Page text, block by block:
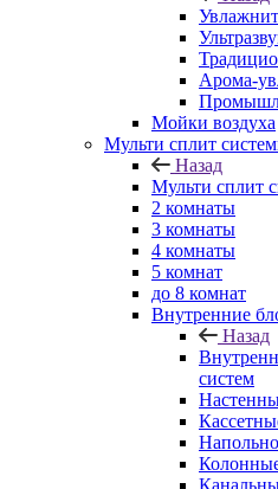
Арома-
Мойки воздуха
Мульти сплит
Назад
Мульти сплит
2 комнаты
3 комнаты
4 комнаты
5 комнат
до 8 комнат
Внутренние
Назад
систем